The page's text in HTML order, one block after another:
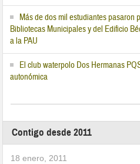
Más de dos mil estudiantes pasaron
Bibliotecas Municipales y del Edificio
a la PAU
El club waterpolo Dos Hermanas
autonómica
Contigo desde 2011
18 enero, 2011